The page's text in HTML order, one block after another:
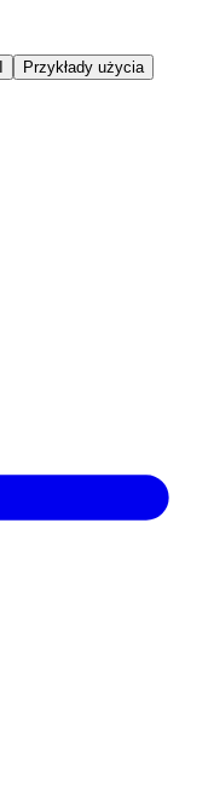
Przykłady użycia